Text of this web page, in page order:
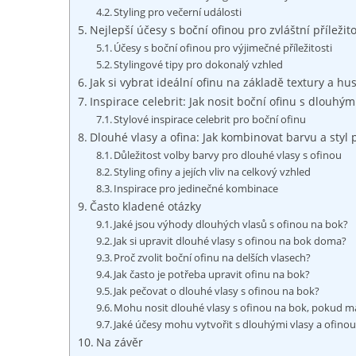
Styling pro večerní události
Nejlepší účesy s boční ofinou pro zvláštní
Účesy s boční ofinou pro výjimečné příležitosti
Stylingové tipy pro dokonalý vzhled
Jak si vybrat ideální ofinu na základě textury a
Inspirace celebrit: Jak nosit boční ofinu s
Stylové inspirace celebrit pro boční ofinu
Dlouhé vlasy a ofina: Jak kombinovat barvu a styl
Důležitost volby barvy pro dlouhé vlasy s ofinou
Styling ofiny a jejích vliv na celkový vzhled
Inspirace pro jedinečné kombinace
Často kladené otázky
Jaké jsou výhody dlouhých vlasů s ofinou na bok?
Jak si upravit dlouhé vlasy s ofinou na bok doma?
Proč zvolit boční ofinu na delších vlasech?
Jak často je potřeba upravit ofinu na bok?
Jak pečovat o dlouhé vlasy s ofinou na bok?
Mohu nosit dlouhé vlasy s ofinou na bok, pokud
Jaké účesy mohu vytvořit s dlouhými vlasy a
Na závěr